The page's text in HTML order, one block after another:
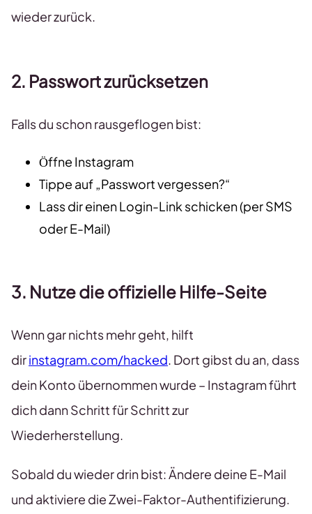
wieder zurück.
2. Passwort zurücksetzen
Falls du schon rausgeflogen bist:
Öffne Instagram
Tippe auf „Passwort vergessen?“
Lass dir einen Login-Link schicken (per SMS
oder E-Mail)
3. Nutze die offizielle Hilfe-Seite
Wenn gar nichts mehr geht, hilft
dirinstagram.com/hacked. Dort gibst du an, dass
dein Konto übernommen wurde – Instagram führt
dich dann Schritt für Schritt zur
Wiederherstellung.
Sobald du wieder drin bist: Ändere deine E-Mail
und aktiviere die Zwei-Faktor-Authentifizierung.